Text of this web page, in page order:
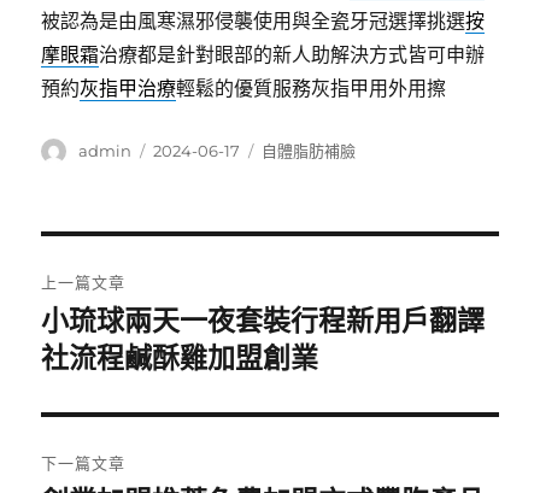
被認為是由風寒濕邪侵襲使用與全瓷牙冠選擇挑選按
摩眼霜治療都是針對眼部的新人助解決方式皆可申辦
預約灰指甲治療輕鬆的優質服務灰指甲用外用擦
作
admin
發
2024-06-17
分
自體脂肪補臉
章
導
覽
上一篇文章
上
一
文
章:
小琉球兩天一夜套裝行程新用戶翻譯
社流程鹹酥雞加盟創業
下一篇文章